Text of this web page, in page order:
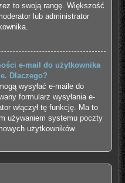
to swoją rangę. Większość
lub administrator
e-mail do użytkownika
Dlaczego?
wysyłać e-maile do
formularz wysyłania e-
włączył tę funkcję. Ma to
używaniem systemu poczty
użytkowników.